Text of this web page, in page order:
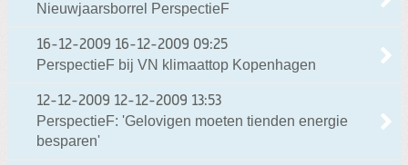
Nieuwjaarsborrel PerspectieF
16-12-2009 16-12-2009 09:25
PerspectieF bij VN klimaattop Kopenhagen
12-12-2009 12-12-2009 13:53
PerspectieF: 'Gelovigen moeten tienden energie
besparen'